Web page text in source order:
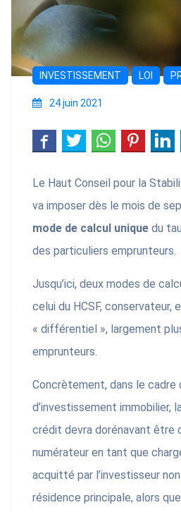
INVESTISSEMENT LOI
24 juin 2021
Le Haut Conseil pour la
va imposer dès le mois de
mode de calcul unique du
des particuliers emprunteurs.
Jusqu’ici, deux modes de
celui du HCSF, conservateur,
« différentiel », largement
emprunteurs.
Concrètement, dans le cadre
d’investissement immobilier,
crédit devra dorénavant être
numérateur en tant que
acquitté par l’investisseur
résidence principale, alors